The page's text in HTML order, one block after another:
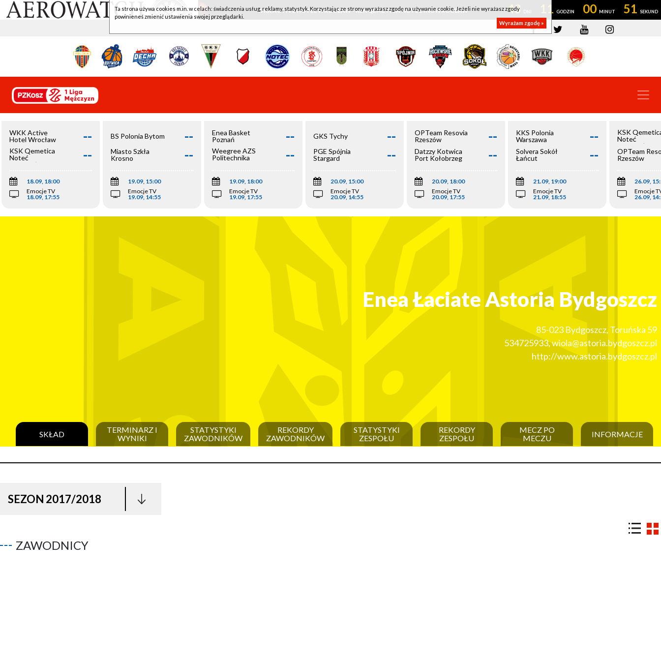
WKK ACTIVE HOTEL WROCŁAW - KSK QEMETICA NOTEĆ INOWROCŁAW 43 11 00 51
WKK Active
Hotel Wrocław
--
KSK Qemetica
Noteć
Inowrocław
--
18.09, 18:00
Emocje TV
18.09, 17:55
BS Polonia Bytom --
Miasto Szkła
Krosno
--
19.09, 15:00
Emocje TV
19.09, 14:55
Enea Basket
Poznań
--
Weegree AZS
Politechnika
--
19.09, 18:00
Emocje TV
19.09, 17:55
GKS Tychy --
PGE Spójnia
Stargard
--
20.09, 15:00
Emocje TV
20.09, 14:55
OPTeam Resovia
Rzeszów
--
Datzzy Kotwica
Port Kołobrzeg
--
20.09, 18:00
Emocje TV
20.09, 17:55
KKS Polonia
Warszawa
--
Solvera Sokół
Łańcut
--
21.09, 19:00
Emocje TV
21.09, 18:55
KSK
Noteć
Inowrocław
OPTeam
Rzeszów
26.09,
Emocje
26.09,
Enea Łaciate Astoria Bydgoszcz
85-023 Bydgoszcz, Toruńska 59
534725933,wiola@astoria.bydgoszcz.pl
http://www.astoria.bydgoszcz.pl
SKŁAD
TERMINARZ I
WYNIKI
STATYSTYKI
ZAWODNIKÓW
REKORDY
ZAWODNIKÓW
STATYSTYKI
ZESPOŁU
REKORDY
ZESPOŁU
MECZ PO
MECZU
INFORMACJE
SEZON 2017/2018
ZAWODNICY
Ta strona używa cookies m.in. w celach: świadczenia usług, reklamy, statystyk. Korzystając ze strony wyrażasz zgodę na używanie cookie. Jeżeli nie wyrażasz zgody
powinieneś zmienić ustawienia swojej przeglądarki.
Wyrażam zgodę »